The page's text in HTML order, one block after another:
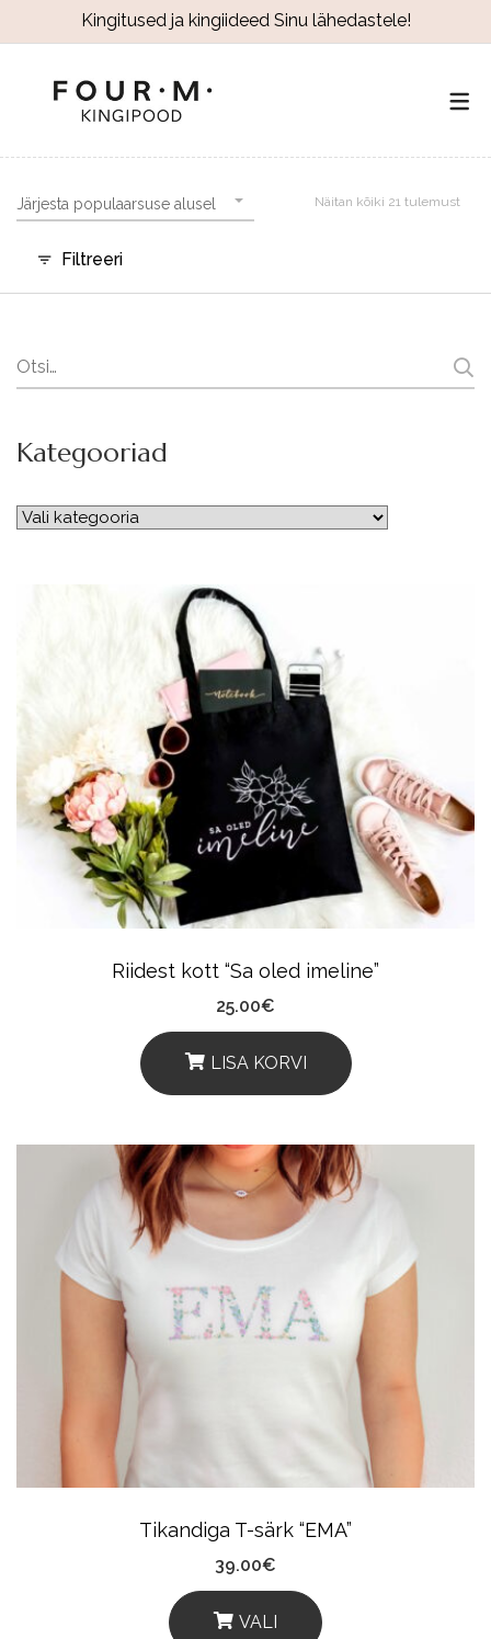
Kingitused ja kingiideed Sinu lähedastele!
Järjesta populaarsuse alusel Näitan kõiki 21 tulemust
Filtreeri
Riidest kott “Sa oled imeline”
25.00€
LISA KORVI
Tikandiga T-särk “EMA”
39.00€
VALI
Search
Kategooriad